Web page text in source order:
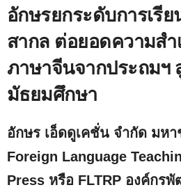
อักษรยกระดับการเรี
สากล ต่อยอดความสำ
ภาษาจีนจากประถมฯ
มัธยมศึกษา
อักษร เอ็ดดูเคชั่น จำกัด มห
Foreign Language
Press หรือ FLTRP องค์กร